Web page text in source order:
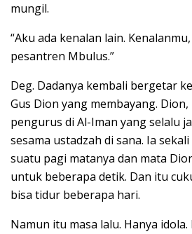
mungil.
“Aku ada kenalan lain.
pesantren Mbulus.”
Deg. Dadanya kembali bergetar
Gus Dion yang membayang.
pengurus di Al-Iman yang selalu
sesama ustadzah di sana. Ia
suatu pagi matanya dan mata
untuk beberapa detik. Dan itu
bisa tidur beberapa hari.
Namun itu masa lalu. Hanya